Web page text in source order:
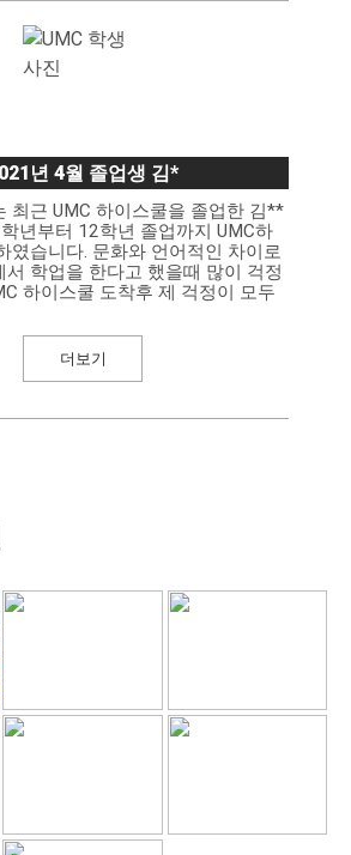
년 4월 졸업생 김*
최근 UMC 하이스쿨을 졸업한 김**
년부터 12학년 졸업까지 UMC하
였습니다. 문화와 언어적인 차이로
서 학업을 한다고 했을때 많이 걱정
하이스쿨 도착후 제 걱정이 모두
더보기